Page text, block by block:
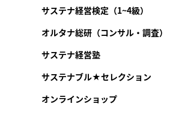
サステナ経営検定（1~4級）
オルタナ総研（コンサル・調査）
サステナ経営塾
サステナブル★セレクション
オンラインショップ